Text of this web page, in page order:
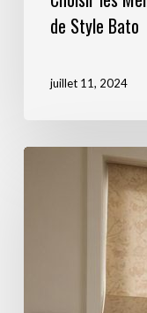
de Style Bato
juillet 11, 2024